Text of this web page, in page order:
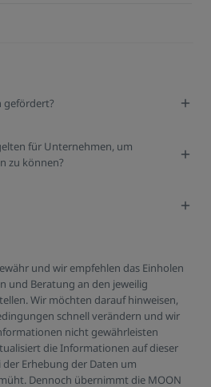
gefördert?
für Unternehmen, um
zu können?
und wir empfehlen das Einholen
und Beratung an den jeweilig
Wir möchten darauf hinweisen,
schnell verändern und wir
nicht gewährleisten
die Informationen auf dieser
Erhebung der Daten um
Dennoch übernimmt die MOON